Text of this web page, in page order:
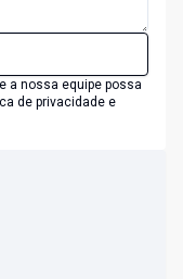
a nossa equipe possa
de privacidade e